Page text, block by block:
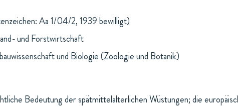
Aa 1/04/2, 1939 bewilligt)
und Forstwirtschaft
und Biologie (Zoologie und Botanik)
Bedeutung der spätmittelalterlichen Wüstungen; die